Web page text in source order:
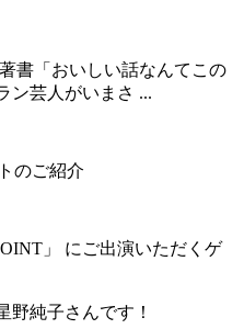
書「おいしい話なんてこの
ン芸人がいまさ ...
のご紹介
」 にご出演いただくゲ
野純子さんです！